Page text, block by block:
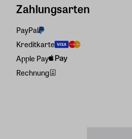
Zahlungsarten
PayPal
Kreditkarte
Apple Pay
Rechnung